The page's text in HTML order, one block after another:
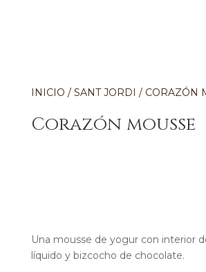
INICIO / SANT JORDI / CORAZÓN
Corazón mousse
Una mousse de yogur con interior
líquido y bizcocho de chocolate.